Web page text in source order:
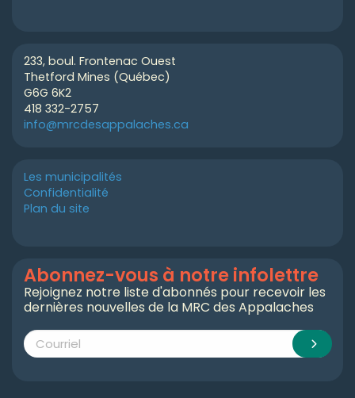
233, boul. Frontenac Ouest
Thetford Mines (Québec)
G6G 6K2
418 332-2757
info@mrcdesappalaches.ca
Les municipalités
Confidentialité
Plan du site
Abonnez-vous à notre infolettre
Rejoignez notre liste d'abonnés pour recevoir les
dernières nouvelles de la MRC des Appalaches